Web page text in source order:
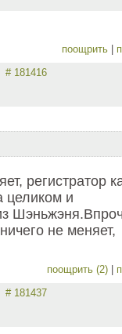
поощрить
# 181416
регистратор
целиком и
не меняет,
поощрить (2)
# 181437